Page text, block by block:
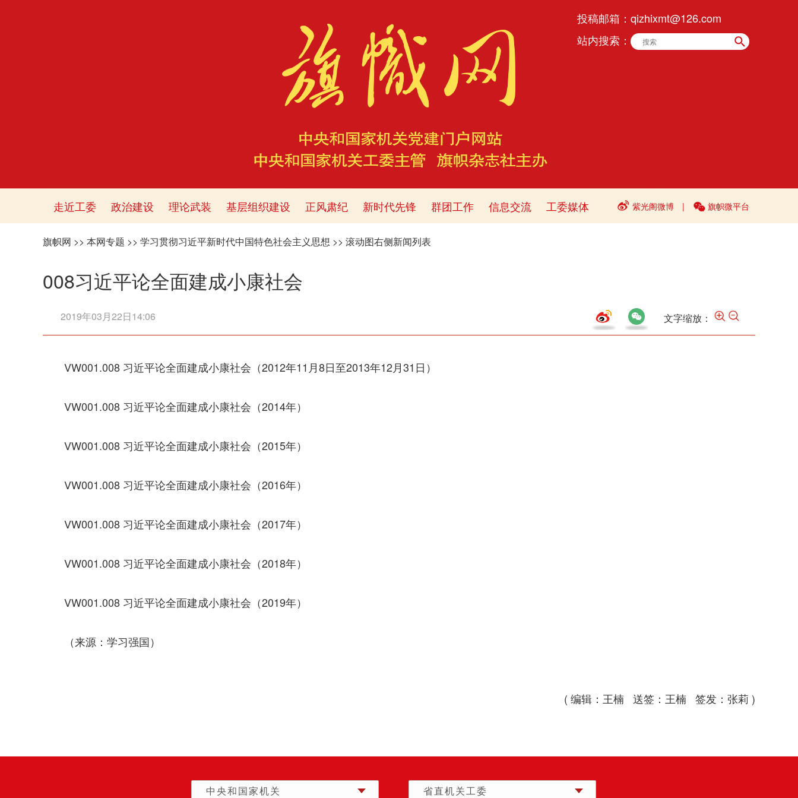
投稿邮箱： qizhixmt@126.com
站内搜索：
走近工委 政治建设 理论武装 基层组织建设 正风肃纪 新时代先锋 群团工作 信息交流 工委媒体 紫光阁微博 | 旗帜微平台
旗帜网 >> 本网专题 >> 学习贯彻习近平新时代中国特色社会主义思想 >> 滚动图右侧新闻列表
008习近平论全面建成小康社会
2019年03月22日14:06 文字缩放：
VW001.008 习近平论全面建成小康社会（2012年11月8日至2013年12月31日）
VW001.008 习近平论全面建成小康社会（2014年）
VW001.008 习近平论全面建成小康社会（2015年）
VW001.008 习近平论全面建成小康社会（2016年）
VW001.008 习近平论全面建成小康社会（2017年）
VW001.008 习近平论全面建成小康社会（2018年）
VW001.008 习近平论全面建成小康社会（2019年）
（来源：学习强国）
( 编辑：王楠 送签：王楠 签发：张莉 )
中央和国家机关 省直机关工委